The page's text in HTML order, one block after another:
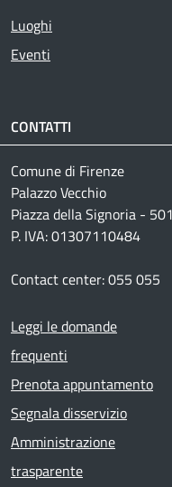
Luoghi
Eventi
CONTATTI
Comune di Firenze
Palazzo Vecchio
Piazza della Signoria -
P. IVA: 01307110484
Contact center: 055 055
Footer menu
Leggi le domande
frequenti
Prenota appuntamento
Segnala disservizio
Amministrazione
trasparente